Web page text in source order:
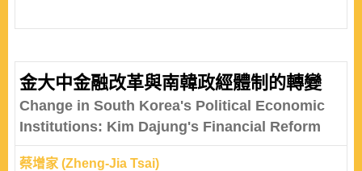
金大中金融改革與南韓政經體制的轉變
Change in South Korea's Political Economic
Institutions: Kim Dajung's Financial Reform
蔡增家 (Zheng-Jia Tsai)